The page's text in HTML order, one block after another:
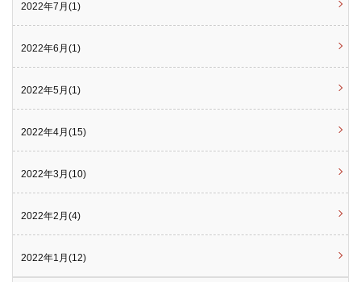
2022年7月(1)
2022年6月(1)
2022年5月(1)
2022年4月(15)
2022年3月(10)
2022年2月(4)
2022年1月(12)